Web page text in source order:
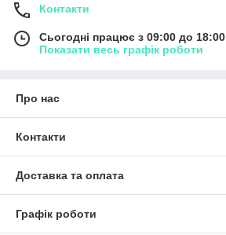
Контакти
Сьогодні працює з 09:00 до 18:00
Показати весь графік роботи
Про нас
Контакти
Доставка та оплата
Графік роботи